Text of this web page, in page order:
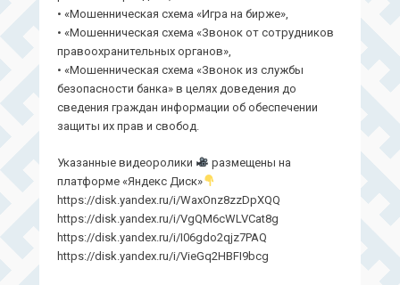
• «Мошенническая схема «Игра на бирже»,
• «Мошенническая схема «Звонок от сотрудников
правоохранительных органов»,
• «Мошенническая схема «Звонок из службы
безопасности банка» в целях доведения до
сведения граждан информации об обеспечении
защиты их прав и свобод.
Указанные видеоролики
размещены на
платформе «Яндекс Диск»
https://disk.yandex.ru/i/WaxOnz8zzDpXQQ
https://disk.yandex.ru/i/VgQM6cWLVCat8g
https://disk.yandex.ru/i/I06gdo2qjz7PAQ
https://disk.yandex.ru/i/VieGq2HBFI9bcg